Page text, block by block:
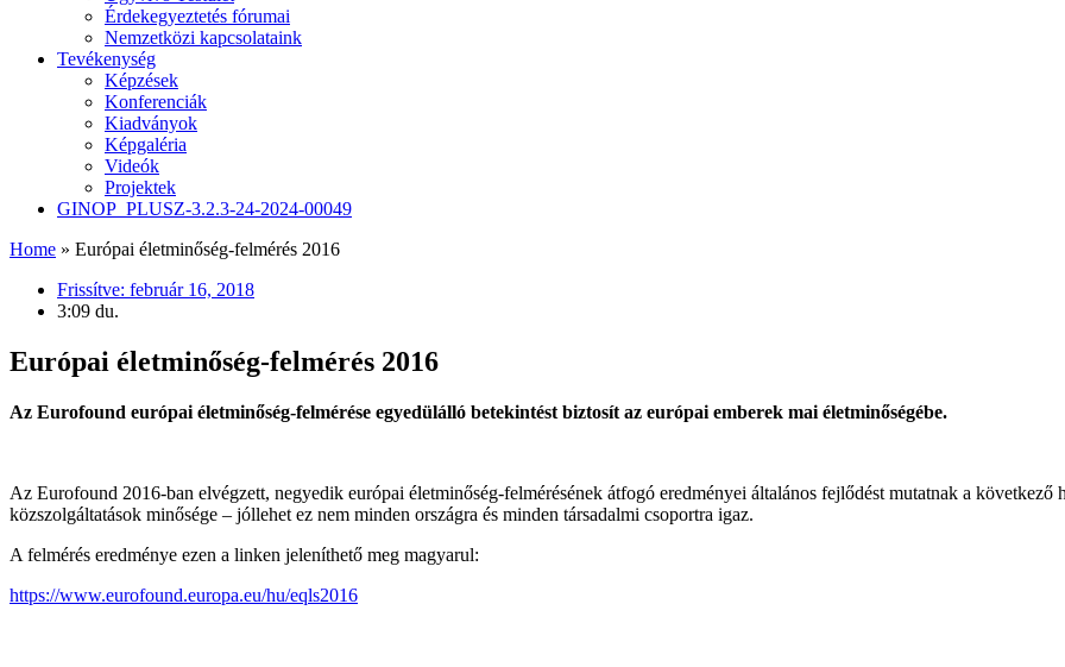
Érdekegyeztetés fórumai
Nemzetközi kapcsolataink
Tevékenység
Képzések
Konferenciák
Kiadványok
Képgaléria
Videók
Projektek
GINOP_PLUSZ-3.2.3-24-2024-00049
Home » Európai életminőség-felmérés 2016
Frissítve: február 16, 2018
3:09 du.
Európai életminőség-felmérés 2016
Az Eurofound európai életminőség-felmérése egyedülálló betekintést biztosít az európai emberek mai életminőségébe.
Az Eurofound 2016-ban elvégzett, negyedik európai életminőség-felmérésének átfogó eredményei általános fejlődést mutatnak a következő
közszolgáltatások minősége – jóllehet ez nem minden országra és minden társadalmi csoportra igaz.
A felmérés eredménye ezen a linken jeleníthető meg magyarul:
https://www.eurofound.europa.eu/hu/eqls2016